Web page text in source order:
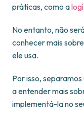
práticas, como a
No entanto, não
conhecer mais
ele usa.
Por isso,
a entender mais
implementá-la no